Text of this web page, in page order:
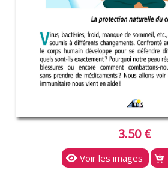
3.50 €
Voir les images